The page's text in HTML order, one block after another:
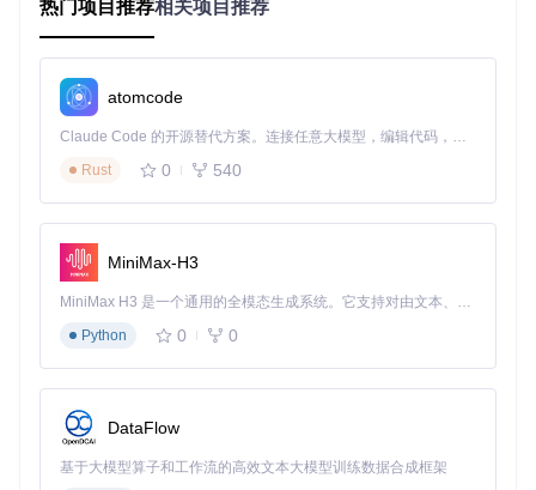
试更换USB端口，或在"设置→音频"和"设置→视频"中重新
Q：安装过程中遇到编译错误？
RIBUTING.rst
创建专业直播场景：多源内容整合
你需要在直播中同时展示游戏画面、摄像头画面和实时评论，
还要能够随时切换不同的内容布局，让观众获得丰富的观看体
验。
操作拆解
📌构建多元素直播场景需要4步：
创建基础场景
播"、"桌面演示"和"互动环节"三个场景。
添加视频源
热门项目推荐相关项目推荐
atomcode
Claude Code 的开源替代方案。连接任意大模型，编辑代码，运行命令，自动验证 — 全自动执行。用 Rust 构建，极致性能。 ｜ An open-source alternative to Claude Code. Connect any LLM, edit code, run commands, and verify changes — autonomously. Built in Rust for speed. Get Started
Rust
0 540
MiniMax-H3
MiniMax H3 是一个通用的全模态生成系统。它支持对由文本、图像、视频和音频组成的多模态上下文进行统一理解，并能生成分辨率高达 2K、时长可达 15 秒的带原生立体声音频的视频。得益于面向任务泛化的系统设计，H3 在预训练阶段就已具备广泛的多模态上下文理解与生成能力，能够出色地执行复杂的多模态指令。
Python
0 0
DataFlow
基于大模型算子和工作流的高效文本大模型训练数据合成框架